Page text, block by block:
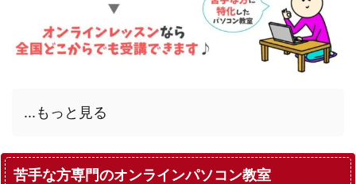
...もっと見る
苦手な方専門のオンラインパソコン教室